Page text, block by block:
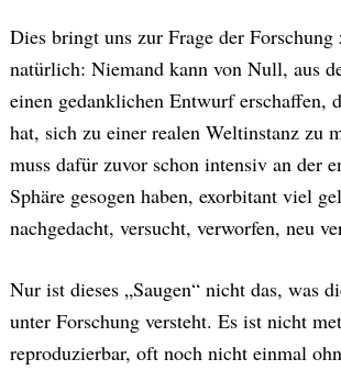
Dies bringt uns zur Frage der
natürlich: Niemand kann von Null, aus
einen gedanklichen Entwurf erschaffen,
hat, sich zu einer realen Weltinstanz zu
muss dafür zuvor schon intensiv an der
Sphäre gesogen haben, exorbitant viel
nachgedacht, versucht, verworfen, neu
Nur ist dieses „Saugen“ nicht das, was
unter Forschung versteht. Es ist nicht
reproduzierbar, oft noch nicht einmal